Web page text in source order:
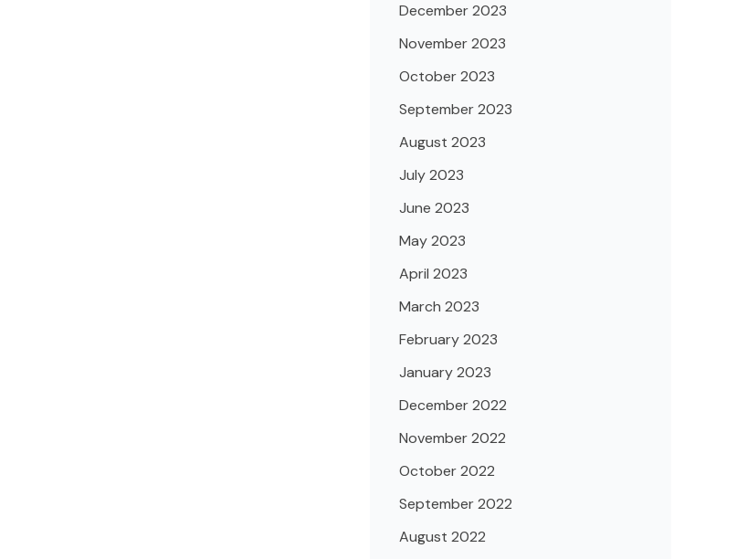
December 2023
November 2023
October 2023
September 2023
August 2023
July 2023
June 2023
May 2023
April 2023
March 2023
February 2023
January 2023
December 2022
November 2022
October 2022
September 2022
August 2022